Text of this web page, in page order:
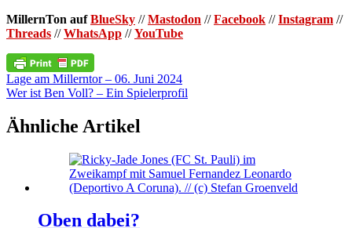
MillernTon aufBlueSky //Mastodon //Facebook //Instagram //
Threads //WhatsApp //YouTube
Beitragsnavigation
Lage am Millerntor – 06. Juni 2024
Wer ist Ben Voll? – Ein Spielerprofil
Ähnliche Artikel
Oben dabei?